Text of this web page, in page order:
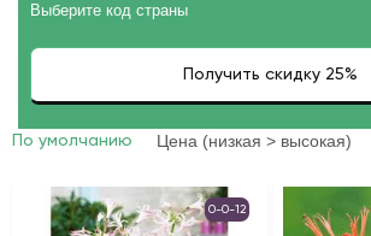
Выберите код страны
По умолчанию Цена (низкая > высокая)
0-0-12